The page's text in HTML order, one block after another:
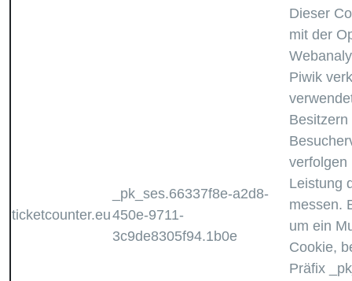
ticketcounter.eu
_pk_ses.66337f8e-a2d8-
450e-9711-
3c9de8305f94.1b0e
Dieser
mit der
Piwik
verfolgen
Leistung
messen.
um ein
Cookie,
Präfix